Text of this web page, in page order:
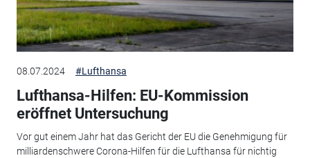
08.07.2024 #Lufthansa
Lufthansa-Hilfen: EU-Kommission
eröffnet Untersuchung
Vor gut einem Jahr hat das Gericht der EU die Genehmigung für
milliardenschwere Corona-Hilfen für die Lufthansa für nichtig